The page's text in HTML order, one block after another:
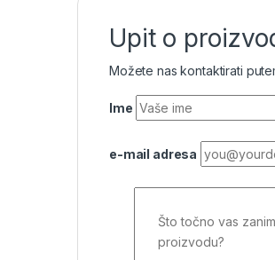
Upit o
Možete nas kontaktirati
Ime
e-mail adresa